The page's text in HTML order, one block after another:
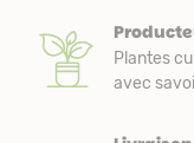
Plantes
avec